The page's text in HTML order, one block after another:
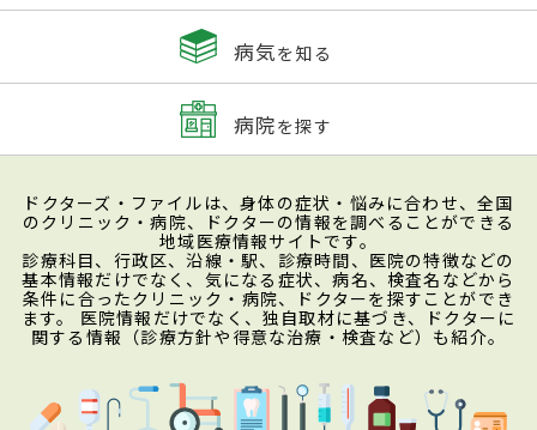
病気を知る
病院を探す
ドクターズ・ファイルは、身体の症状・悩みに合わせ、全国
のクリニック・病院、ドクターの情報を調べることができる
地域医療情報サイトです。
診療科目、行政区、沿線・駅、診療時間、医院の特徴などの
基本情報だけでなく、気になる症状、病名、検査名などから
条件に合ったクリニック・病院、ドクターを探すことができ
ます。 医院情報だけでなく、独自取材に基づき、ドクターに
関する情報（診療方針や得意な治療・検査など）も紹介。